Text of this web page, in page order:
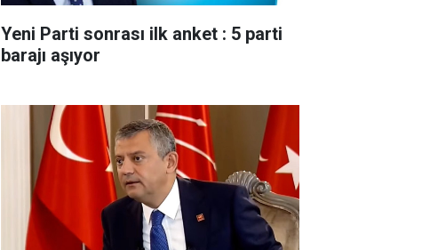
Yeni Parti sonrası ilk anket : 5 parti
barajı aşıyor